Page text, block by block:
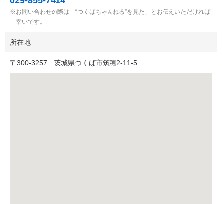
お問い合わせの際は「“つくばちゃんねる”を見た」とお伝えいただければ
幸いです。
所在地
〒 300-3257 茨城県つくば市筑穂2-11-5